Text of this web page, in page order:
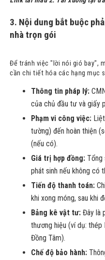
3. Nội dung bắt buộc
nhà trọn gói
Để tránh việc "lời nói gió bay",
cần chi tiết hóa các hạng mục
Thông tin pháp lý:
của chủ đầu tư và giấy
Phạm vi công việc:
tường) đến hoàn thiện
(nếu có).
Giá trị hợp đồng: Tổng
phát sinh nếu không có
Tiến độ thanh toán:
khi xong móng, sau khi
Bảng kê vật tư: Đây là
thương hiệu (ví dụ: thép
Đồng Tâm).
Chế độ bảo hành: